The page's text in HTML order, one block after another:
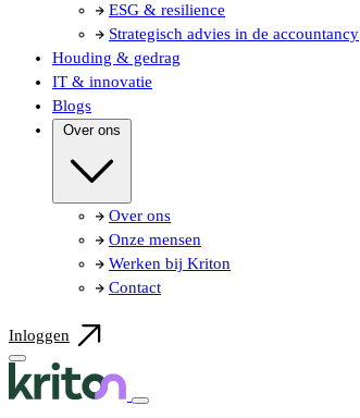
ESG & resilience
Strategisch advies in de accountancy
Houding & gedrag
IT & innovatie
Blogs
Over ons
Over ons
Onze mensen
Werken bij Kriton
Contact
Inloggen